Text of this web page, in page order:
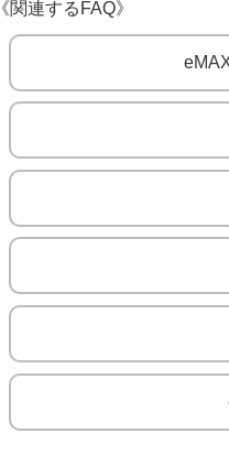
《関連するFAQ》